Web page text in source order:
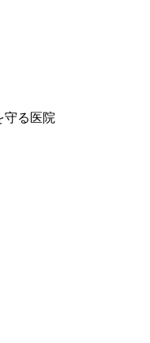
守る医院